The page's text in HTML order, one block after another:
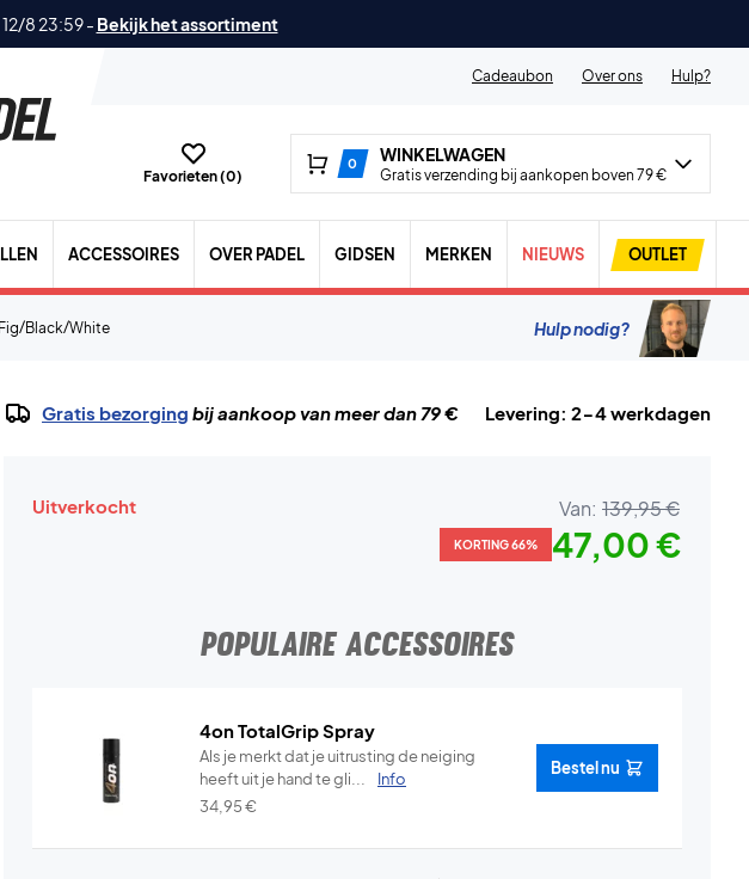
8 23:59- Bekijk het assortiment
Cadeaubon Over ons Hulp?
Favorieten (0)
0 WINKELWAGEN
Gratis verzending bij aankopen boven 79 €
ACCESSOIRES OVER PADEL GIDSEN MERKEN NIEUWS OUTLET
Fig/Black/White Hulp nodig?
Gratis bezorging bij aankoop van meer dan 79 € Levering: 2-4 werkdagen
Uitverkocht Van: 139,95 €
KORTING 66% 47,00 €
POPULAIRE ACCESSOIRES
4on TotalGrip Spray
Als je merkt dat je uitrusting de neiging
heeft uit je hand te gli...
Info
34,95€
Bestel nu